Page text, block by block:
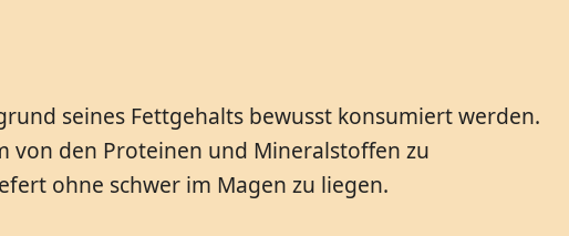
seines Fettgehalts bewusst konsumiert werden.
von den Proteinen und Mineralstoffen zu
ohne schwer im Magen zu liegen.